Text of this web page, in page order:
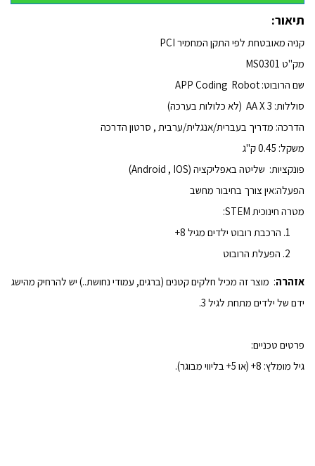
תיאור:
קניה מאובטחת לפי התקן המחמיר PCI
מק"ט MS0301
שם הרובוט: APP Coding Robot
סוללות: 3
X
(לא כלולות בערכה)
הדרכה: מדריך בעברית/אנגלית/ערבית , סרטון הדרכה
משקל: 0.45 ק"ג
פונקציות: שליטה באפליקציה (Android , IOS)
הפעלה:אין צורך בחיבור מחשב
מטרה חינוכית STEM
:
הרכבת רובוט ילדים מגיל 8+
הפעלת הרובוט
אזהרה: מוצר זה מכיל חלקים קטנים (ברגים, עמודי נחושת..) יש להרחיק מהישג
ידם של ילדים מתחת לגיל 3.
פרטים טכניים:
גיל מומלץ: 8+ (או 5+ בליווי מבוגר).